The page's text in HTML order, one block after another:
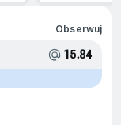
Obserwuj
15.84